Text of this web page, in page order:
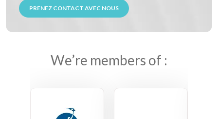
PRENEZ CONTACT AVEC NOUS
We’re members of :